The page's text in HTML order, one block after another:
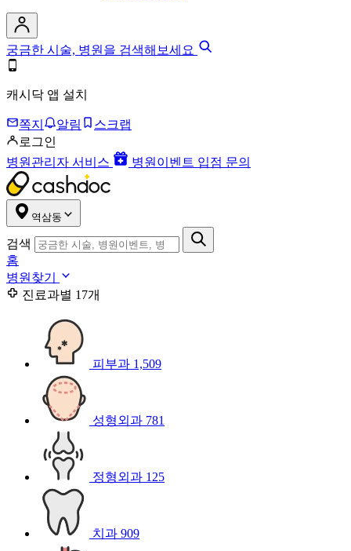
궁금한 시술, 병원을 검색해보세요
캐시닥 앱 설치
쪽지 알림
스크랩
로그인
병원관리자 서비스
병원이벤트 입점 문의
역삼동
검색
홈
병원찾기
진료과별 17개
피부과 1,509
성형외과 781
정형외과 125
치과 909